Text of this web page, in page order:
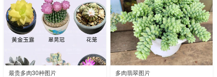
最贵多肉30种图片 多肉翡翠图片